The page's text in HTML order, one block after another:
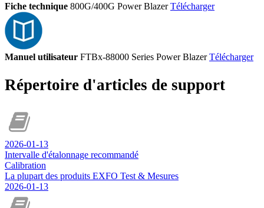
Fiche technique 800G/400G Power Blazer Télécharger
Manuel utilisateur FTBx-88000 Series Power Blazer Télécharger
Répertoire d'articles de support
2026-01-13
Intervalle d'étalonnage recommandé
Calibration
La plupart des produits EXFO Test & Mesures
2026-01-13